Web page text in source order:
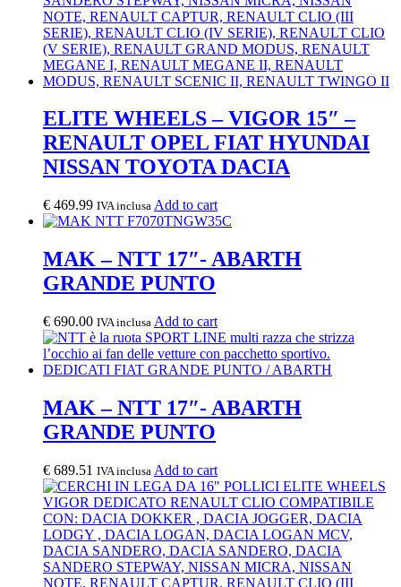
ELITE WHEELS – VIGOR 15″ –
RENAULT OPEL FIAT HYUNDAI
NISSAN TOYOTA DACIA
€ 469.99 IVA inclusa Add to cart
MAK – NTT 17″- ABARTH
GRANDE PUNTO
€ 690.00 IVA inclusa Add to cart
MAK – NTT 17″- ABARTH
GRANDE PUNTO
€ 689.51 IVA inclusa Add to cart